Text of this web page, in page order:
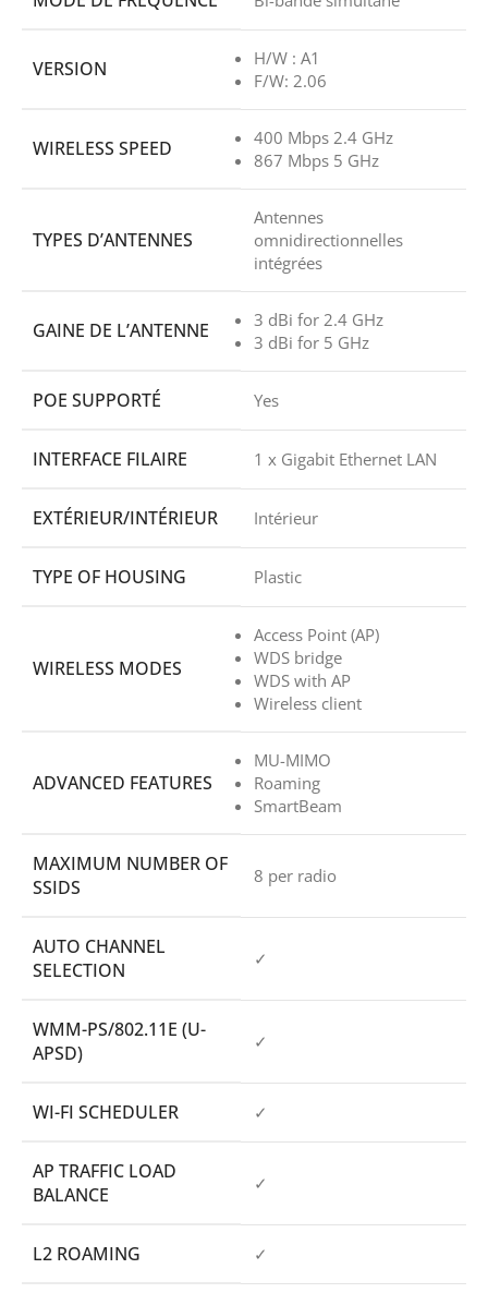
VERSION
H/W : A1
F/W: 2.06
WIRELESS SPEED
400 Mbps 2.4 GHz
867 Mbps 5 GHz
TYPES D’ANTENNES
Antennes
omnidirectionnelles
intégrées
GAINE DE L’ANTENNE
3 dBi for 2.4 GHz
3 dBi for 5 GHz
POE SUPPORTÉ Yes
INTERFACE FILAIRE 1 x Gigabit Ethernet LAN
EXTÉRIEUR/INTÉRIEUR Intérieur
TYPE OF HOUSING Plastic
WIRELESS MODES
Access Point (AP)
WDS bridge
WDS with AP
Wireless client
ADVANCED FEATURES
MU-MIMO
Roaming
SmartBeam
MAXIMUM NUMBER OF
SSIDS
8 per radio
AUTO CHANNEL
SELECTION
✓
WMM-PS/802.11E (U-
APSD)
✓
WI-FI SCHEDULER ✓
AP TRAFFIC LOAD
BALANCE
✓
L2 ROAMING ✓